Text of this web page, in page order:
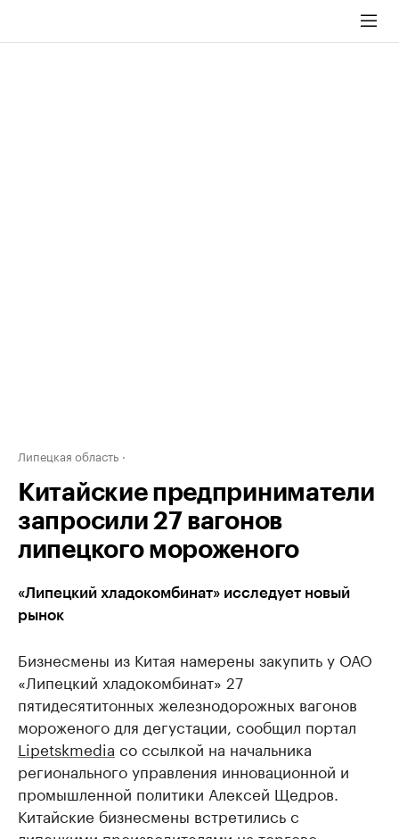
Липецкая область
Китайские предприниматели
запросили 27 вагонов
липецкого мороженого
«Липецкий хладокомбинат» исследует новый
рынок
Бизнесмены из Китая намерены закупить у ОАО
«Липецкий хладокомбинат» 27
пятидесятитонных железнодорожных вагонов
мороженого для дегустации, сообщил портал
Lipetskmedia со ссылкой на начальника
регионального управления инновационной и
промышленной политики Алексей Щедров.
Китайские бизнесмены встретились с